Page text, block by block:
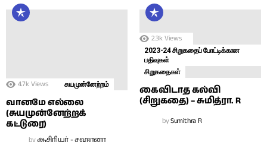
4.7k Views சுயமுன்னேற்றம்
வானமே எல்லை
(சுயமுன்னேற்றக்
கட்டுரை)
byஆசிரியர் - சஹானா
2.3k Views
2023-24 சிறுகதைப் போட்டிக்கான
பதிவுகள்
சிறுகதைகள்
கைவிடாத கல்வி
(சிறுகதை) – சுமித்ரா. R
bySumithra R